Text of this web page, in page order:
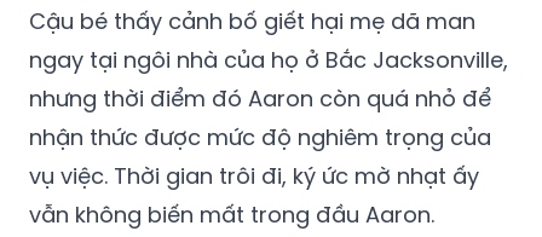
Cậu bé thấy cảnh bố giết hại mẹ dã man
ngay tại ngôi nhà của họ ở Bắc Jacksonville,
nhưng thời điểm đó Aaron còn quá nhỏ để
nhận thức được mức độ nghiêm trọng của
vụ việc. Thời gian trôi đi, ký ức mờ nhạt ấy
vẫn không biến mất trong đầu Aaron.